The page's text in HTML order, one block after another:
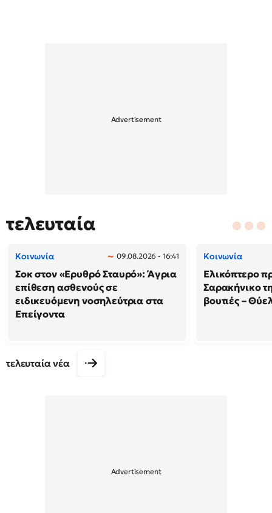
τελευταία
Κοινωνία 09.08.2026 - 16:41
Σοκ στον «Ερυθρό Σταυρό»: Άγρια
επίθεση ασθενούς σε
ειδικευόμενη νοσηλεύτρια στα
Επείγοντα
Κοινωνία
Ελικόπτερο
Σαρακήνικο
βουτιές –
τελευταία νέα